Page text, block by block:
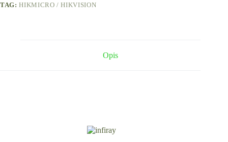
TAG:HIKMICRO / HIKVISION
Opis